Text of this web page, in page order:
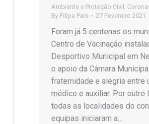
Ambiente e Proteção Civil ,
By Filipa Pais 27 Fevereiro 2021
Foram já 5 centenas os
Centro de Vacinação
Desportivo Municipal em
o apoio da Câmara
fraternidade e alegria entre
médico e auxiliar. Por outro
todas as localidades do
equipas iniciaram a…